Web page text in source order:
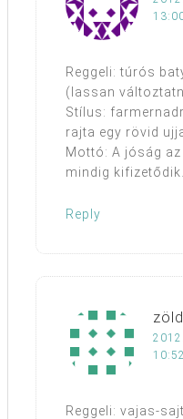
Reggeli: túrós
(lassan
Stílus:
rajta egy rövid
Mottó: A jóság
mindig
Reply
10:52
Reggeli: vajas-